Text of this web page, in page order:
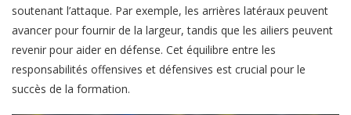
soutenant l’attaque. Par exemple, les arrières latéraux peuvent
avancer pour fournir de la largeur, tandis que les ailiers peuvent
revenir pour aider en défense. Cet équilibre entre les
responsabilités offensives et défensives est crucial pour le
succès de la formation.